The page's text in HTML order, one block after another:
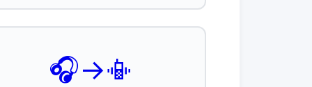
🎧→📳